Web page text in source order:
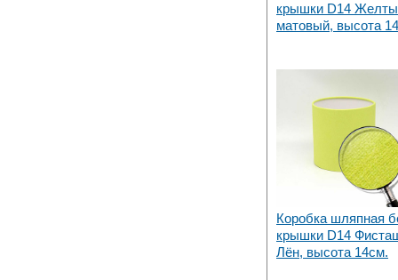
крышки D14
матовый, высота
Коробка шляпная
крышки D14
Лён, высота 14см.